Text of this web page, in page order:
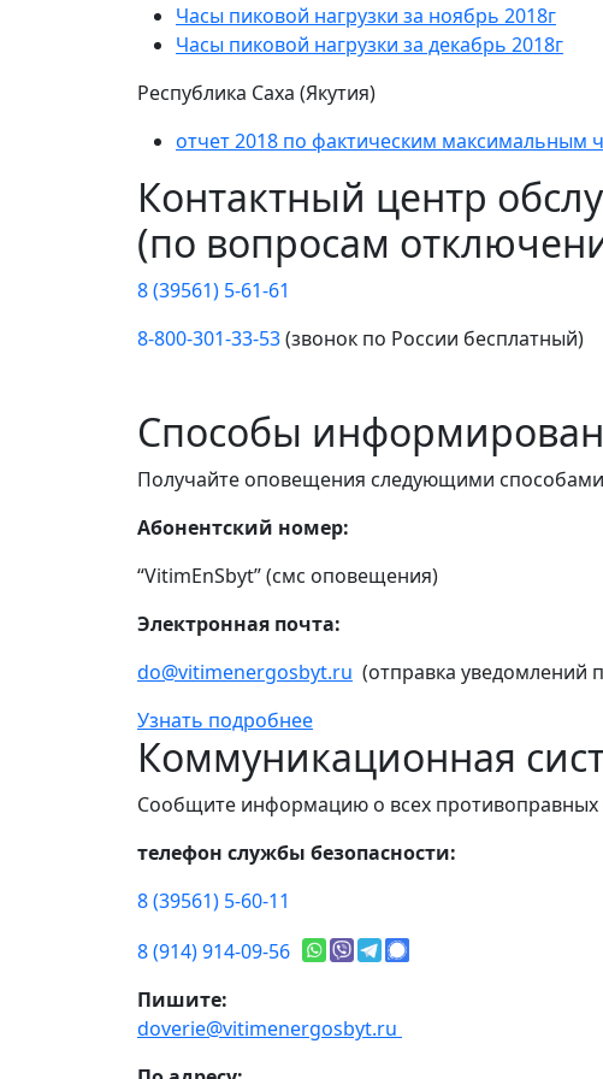
Часы пиковой нагрузки за ноябрь 2018г
Часы пиковой нагрузки за декабрь 2018г
Республика Саха (Якутия)
отчет 2018 по фактическим максимальным
Контактный центр
(по вопросам
8 (39561) 5-61-61
8-800-301-33-53(звонок по России бесплатный)
Способы
Получайте оповещения следующими
Абонентский номер:
“VitimEnSbyt” (смс оповещения)
Электронная почта:
do@vitimenergosbyt.ru (отправка уведомлений
Узнать подробнее
Коммуникационная
Сообщите информацию о всех
телефон службы безопасности:
8 (39561) 5-60-11
8 (914) 914-09-56
Пишите:
doverie@vitimenergosbyt.ru